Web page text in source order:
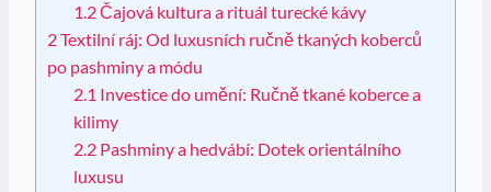
1.2Čajová kultura a rituál turecké kávy
2Textilní ráj: Od luxusních ručně tkaných koberců
po pashminy a módu
2.1 Investice do umění: Ručně tkané koberce a
kilimy
2.2 Pashminy a hedvábí: Dotek orientálního
luxusu